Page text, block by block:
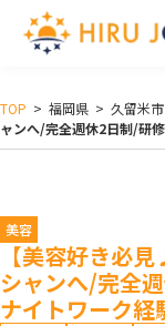
TOP > 福岡県 > 久留米市
ャンへ/完全週休2日制/研
美容
【美容好き必
シャンへ/完全
ナイトワーク経